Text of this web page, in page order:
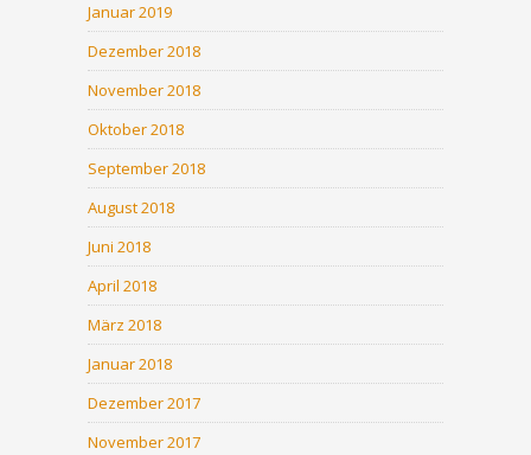
Januar 2019
Dezember 2018
November 2018
Oktober 2018
September 2018
August 2018
Juni 2018
April 2018
März 2018
Januar 2018
Dezember 2017
November 2017